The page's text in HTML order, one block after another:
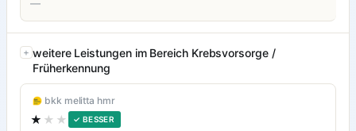
—
weitere Leistungen im Bereich Krebsvorsorge /
Früherkennung
bkk melitta hmr
★ ★★ ✓ BESSER